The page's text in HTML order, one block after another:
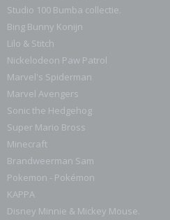
Studio 100 Bumba collectie.
Bing Bunny Konijn
Lilo & Stitch
Nickelodeon Paw Patrol
Marvel's Spiderman
Marvel Avengers
Sonic the Hedgehog
Super Mario Bross
Minecraft
Brandweerman Sam
Pokemon - Pokémon
KAPPA
Disney Minnie & Mickey Mouse.